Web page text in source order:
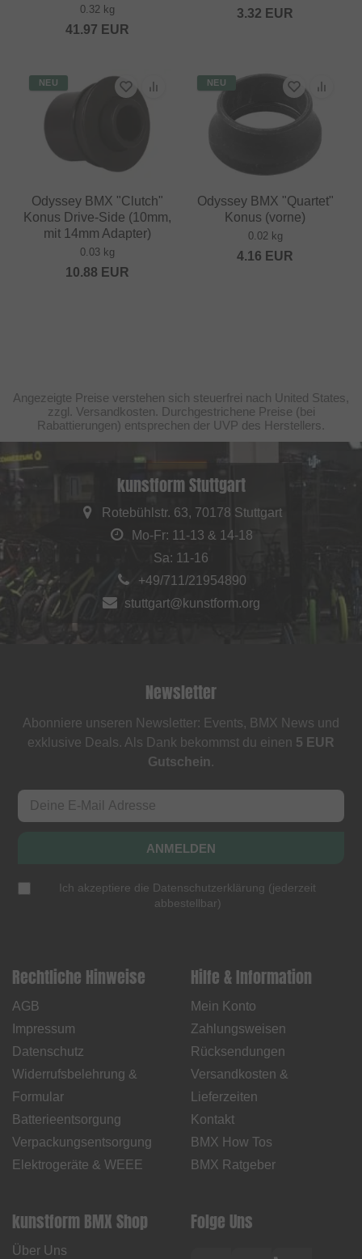
0.32 kg
41.97 EUR
3.32 EUR
NEU
Odyssey BMX "Clutch"
Konus Drive-Side (10mm,
mit 14mm Adapter)
0.03 kg
10.88 EUR
NEU
Odyssey BMX "Quartet"
Konus (vorne)
0.02 kg
4.16 EUR
Angezeigte Preise verstehen sich steuerfrei nach United States,
zzgl. Versandkosten. Durchgestrichene Preise (bei
Rabattierungen) entsprechen der UVP des Herstellers.
kunstform Stuttgart
Rotebühlstr. 63, 70178 Stuttgart
Mo-Fr: 11-13 & 14-18
Sa: 11-16
+49/711/21954890
stuttgart@kunstform.org
Newsletter
Abonniere unseren Newsletter: Events, BMX News und
exklusive Deals. Als Dank bekommst du einen 5 EUR
Gutschein.
ANMELDEN
Ich akzeptiere die Datenschutzerklärung (jederzeit
abbestellbar)
Rechtliche Hinweise
AGB
Impressum
Datenschutz
Widerrufsbelehrung &
Formular
Batterieentsorgung
Verpackungsentsorgung
Elektrogeräte & WEEE
Hilfe & Information
Mein Konto
Zahlungsweisen
Rücksendungen
Versandkosten &
Lieferzeiten
Kontakt
BMX How Tos
BMX Ratgeber
kunstform BMX Shop
Über Uns
Folge Uns